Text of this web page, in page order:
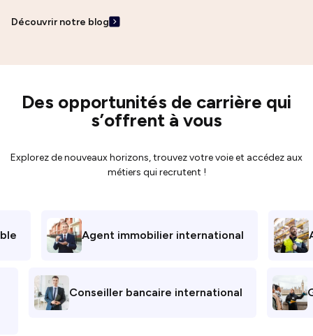
Découvrir notre blog
Des opportunités de carrière qui
s’offrent à vous
Explorez de nouveaux horizons, trouvez votre voie et accédez aux
métiers qui recrutent !
Agent immobilier international
Conseiller bancaire international